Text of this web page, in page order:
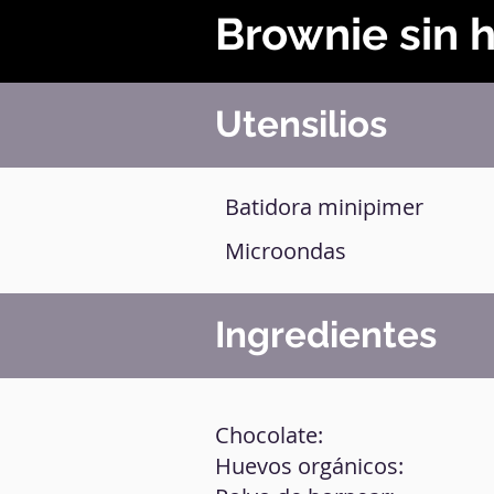
Brownie sin
Utensilios
Batidora minipimer
Microondas
Ingredientes
Chocolate:
Huevos orgánicos: